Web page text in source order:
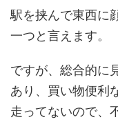
駅を挟んで東西に
一つと言えます。
ですが、総合的に
あり、買い物便利
走ってないので、